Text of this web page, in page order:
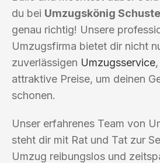
du bei Umzugskönig
genau richtig! Unsere
Umzugsfirma bietet dir nicht
zuverlässigen Umzugsservice
attraktive Preise, um deinen
schonen.
Unser erfahrenes Team von
steht dir mit Rat und Tat zur
Umzug reibungslos und